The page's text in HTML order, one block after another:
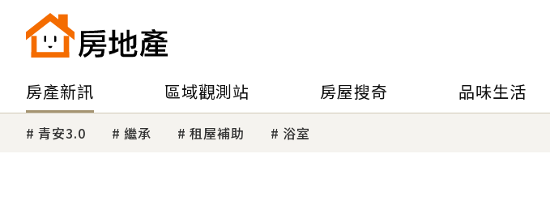
房產新訊 區域觀測站 房屋搜奇 品味生活
青安3.0 繼承 租屋補助 浴室